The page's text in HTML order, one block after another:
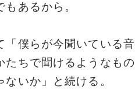
あるから。
「僕らが今聞いている音
たちで聞けるようなもの
いか」と続ける。